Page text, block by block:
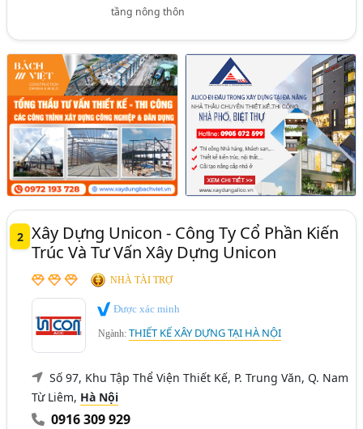
tầng nông thôn
2 Xây Dựng Unicon - Công Ty Cổ Phần Kiến
Trúc Và Tư Vấn Xây Dựng Unicon
NHÀ TÀI TRỢ
Được xác minh
Ngành:THIẾT KẾ XÂY DỰNG TẠI HÀ NỘI
Số 97, Khu Tập Thể Viện Thiết Kế, P. Trung Văn, Q. Nam
Từ Liêm, Hà Nội
0916 309 929